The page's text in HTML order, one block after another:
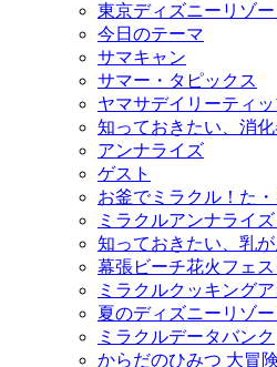
東京ディズニーリゾー
今日のテーマ
サマキャン
サマー・タピックス
ヤマサデイリーティッ
知っておきたい、消
アンナライズ
ゲスト
お釜でミラクル！た・
ミラクルアンナライ
知っておきたい、乳
幕張ビーチ花火フェス
ミラクルクッキング
夏のディズニーリゾ
ミラクルデータバンク
からだのひみつ 大冒